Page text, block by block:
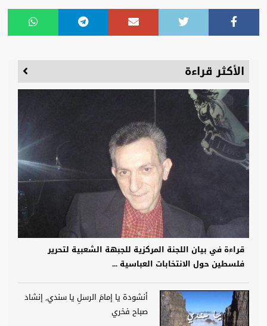
الأكثر قراءة
قراءة في بيان اللجنة المركزية للجبهة الشعبية لتحرير
فلسطين حول الانتخابات العباسية ...
أنشودة يا إمامَ الرسلِ يا سندي, إنشاد
صباح فخري